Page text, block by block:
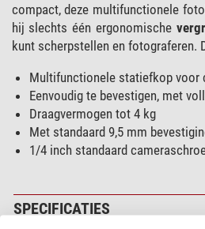
compact, deze multifunctionele
hij slechts één ergonomische
kunt scherpstellen en fotograferen.
Multifunctionele statiefkop voor
Eenvoudig te bevestigen, met
Draagvermogen tot 4 kg
Met standaard 9,5 mm
1/4 inch standaard
SPECIFICATIES